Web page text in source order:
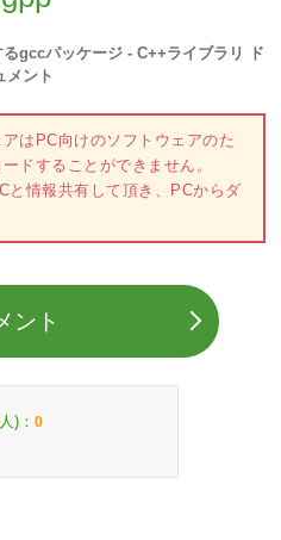
gccパッケージ - C++ライブラリ ド
メント
はPC向けのソフトウェアのた
ドすることができません。
と情報共有して頂き、PCからダ
ント
人)： 0